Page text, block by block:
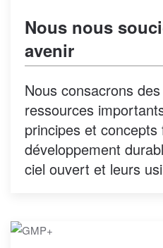
Nous nous
avenir
Nous consacrons
ressources
principes et
développement
ciel ouvert et leurs